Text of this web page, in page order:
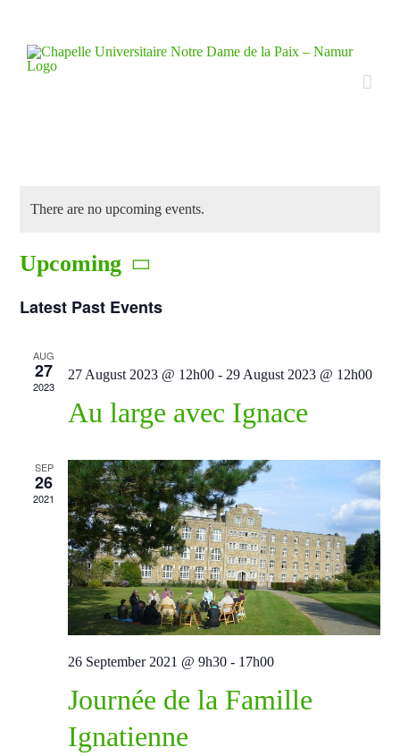
content
There are no upcoming events.
Upcoming
date.
Latest Past Events
AUG
27
2023
27 August 2023 @ 12h00 - 29 August 2023 @ 12h00
Au large avec Ignace
SEP
26
2021
26 September 2021 @ 9h30 - 17h00
Journée de la Famille
Ignatienne